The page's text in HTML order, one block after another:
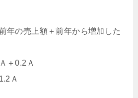
年の売上額＋前年から増加した
Ａ